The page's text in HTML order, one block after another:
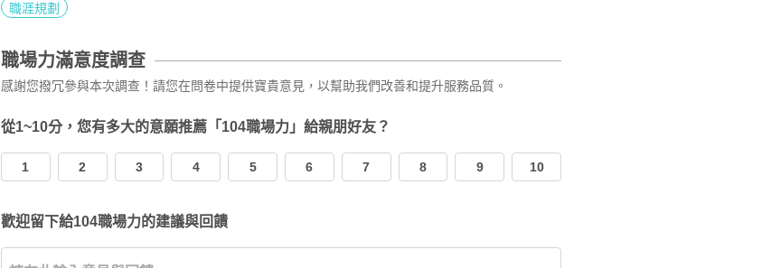
職涯規劃
職場力滿意度調查
感謝您撥冗參與本次調查！請您在問卷中提供寶貴意見，以幫助我們改善和提升服務品質。
從1~10分，您有多大的意願推薦「104職場力」給親朋好友？
1 2 3 4 5 6 7 8 9 10
歡迎留下給104職場力的建議與回饋